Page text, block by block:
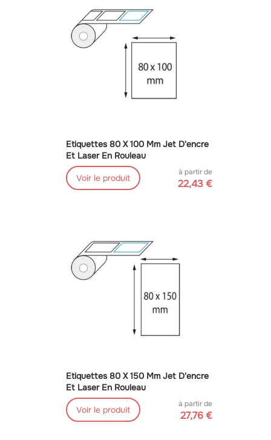
Etiquettes 80 X 100 Mm Jet D'encre
Et Laser En Rouleau
Voir le produit
à partir de
22,43 €
Etiquettes 80 X 150 Mm Jet D'encre
Et Laser En Rouleau
Voir le produit
à partir de
27,76 €